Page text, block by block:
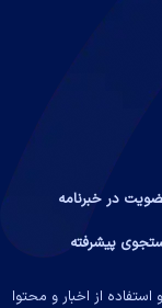
در خبرنامه
پیشرفته
از اخبار و محتوا